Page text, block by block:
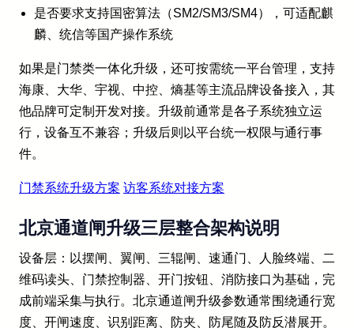
是否要求支持国密算法（SM2/SM3/SM4），可适配麒
麟、统信等国产操作系统
如果是门禁类一体化升级，还可按需统一平台管理，支持
海康、大华、宇视、中控、熵基等主流品牌设备接入，其
他品牌可定制开发对接。升级前通常是各子系统独立运
行，设备互不兼容；升级后则以平台统一权限与通行事
件。
门禁系统升级方案 访客系统对接方案
北京通道闸升级三层整合架构说明
设备层：以摆闸、翼闸、三辊闸、速通门、人脸终端、二
维码读头、门禁控制器、开门按钮、消防接口为基础，完
成前端采集与执行。北京通道闸升级参数通常围绕通行宽
度、开闸速度、识别距离、防夹、防尾随及防反潜展开。